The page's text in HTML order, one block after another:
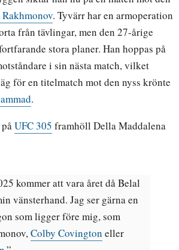
. Tyvärr har en armoperation
från tävlingar, men den 27-årige
stora planer. Han hoppas på
i sin nästa match, vilket
för en titelmatch mot den nyss krönte
.
UFC 305 framhöll Della Maddalena
kommer att vara året då Belal
vänsterhand. Jag ser gärna en
som ligger före mig, som
Colby Covington eller